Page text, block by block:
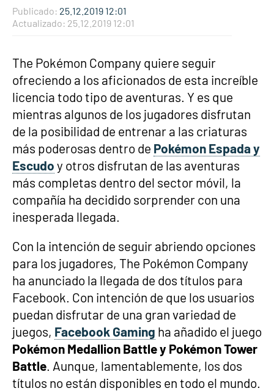
Publicado: 25.12.2019 12:01
Actualizado: 25.12.2019 12:01
The Pokémon Company quiere seguir
ofreciendo a los aficionados de esta increíble
licencia todo tipo de aventuras. Y es que
mientras algunos de los jugadores disfrutan
de la posibilidad de entrenar a las criaturas
más poderosas dentro de Pokémon Espada y
Escudo y otros disfrutan de las aventuras
más completas dentro del sector móvil, la
compañía ha decidido sorprender con una
inesperada llegada.
Con la intención de seguir abriendo opciones
para los jugadores, The Pokémon Company
ha anunciado la llegada de dos títulos para
Facebook. Con intención de que los usuarios
puedan disfrutar de una gran variedad de
juegos, Facebook Gaming ha añadido el juego
Pokémon Medallion Battle y Pokémon Tower
Battle. Aunque, lamentablemente, los dos
títulos no están disponibles en todo el mundo.